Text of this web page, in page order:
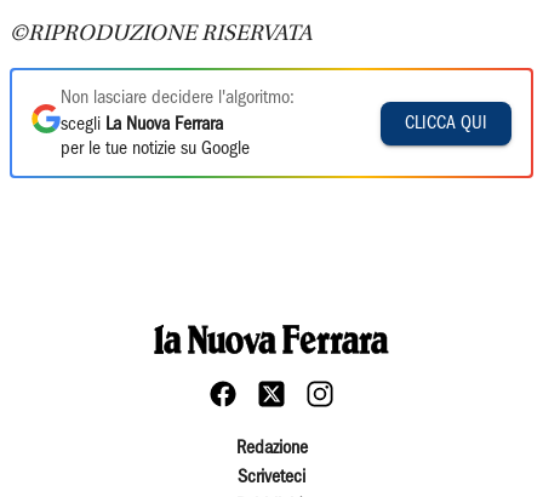
©RIPRODUZIONE RISERVATA
Non lasciare decidere l'algoritmo:
scegli La Nuova Ferrara
per le tue notizie su Google
CLICCA QUI
Redazione
Scriveteci